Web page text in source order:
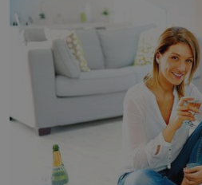
lžíci citronové šťávy ✿ ½ stroužku